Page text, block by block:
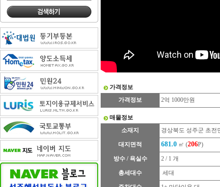
가격정보
가격정보
2억 1000만원
매물정보
소재지
경상북도 성주군 초전
대지면적 681.0 ㎡ (206P)
방수 / 욕실수 2 / 1 개
총세대수 세대